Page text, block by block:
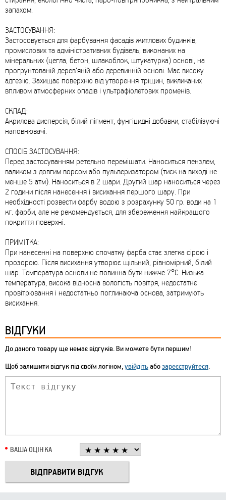
запахом.
ЗАСТОСУВАННЯ:
Застосовується для фарбування фасадів житлових будинків,
промислових та адміністративних будівель, виконаних на
мінеральних (цегла, бетон, шлакоблок, штукатурка) основі, на
прогрунтованій дерев’яній або деревинній основі. Має високу
адгезію. Захищає поверхню від утворення тріщин, викликаних
впливом атмосферних опадів і ультрафіолетових променів.
СКЛАД:
Акрилова дисперсія, білий пігмент, фунгіцидні добавки, стабілізуючі
наповнювачі.
СПОСІБ ЗАСТОСУВАННЯ:
Перед застосуванням ретельно перемішати. Наноситься пензлем,
валиком з довгим ворсом або пульверизатором (тиск на виході не
менше 5 атм). Наноситься в 2 шари. Другий шар наноситься через
2 години після нанесення і висихання першого шару. При
необхідності розвести фарбу водою з розрахунку 50 гр. води на 1
кг. фарби, але не рекомендується, для збереження найкращого
покриття поверхні.
ПРИМІТКА:
При нанесенні на поверхню спочатку фарба стає злегка сірою і
прозорою. Після висихання утворює щільний, рівномірний, білий
шар. Температура основи не повинна бути нижче 7°С. Низька
температура, висока відносна вологість повітря, недостатнє
провітрювання і недостатньо поглинаюча основа, затримують
висихання.
ВІДГУКИ
До даного товару ще немає відгуків. Ви можете бути першим!
Щоб залишити відгук під своїм логіном,увійдітьабозареєструйтеся.
ВАША ОЦІНКА